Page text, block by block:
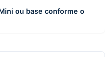
ou base conforme o